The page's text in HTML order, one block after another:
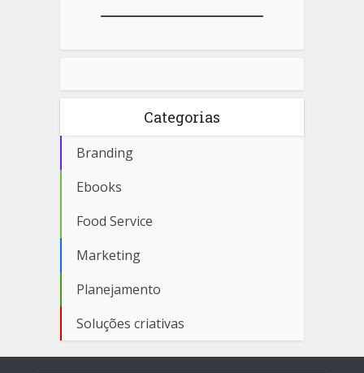
Categorias
Branding
Ebooks
Food Service
Marketing
Planejamento
Soluções criativas